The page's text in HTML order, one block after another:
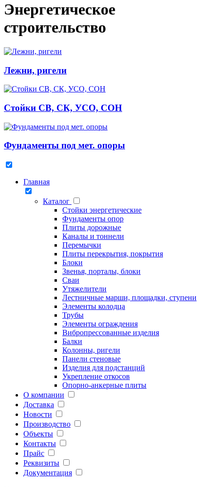
Энергетическое
строительство
Лежни, ригели
Стойки СВ, СК, УСО, СОН
Фундаменты под мет. опоры
Главная
Каталог
Стойки энергетические
Фундаменты опор
Плиты дорожные
Каналы и тоннели
Перемычки
Плиты перекрытия, покрытия
Блоки
Звенья, порталы, блоки
Сваи
Утяжелители
Лестничные марши, площадки, ступени
Элементы колодца
Трубы
Элементы ограждения
Вибропрессованные изделия
Балки
Колонны, ригели
Панели стеновые
Изделия для подстанций
Укрепление откосов
Опорно-анкерные плиты
О компании
Доставка
Новости
Производство
Объекты
Контакты
Прайс
Реквизиты
Документация